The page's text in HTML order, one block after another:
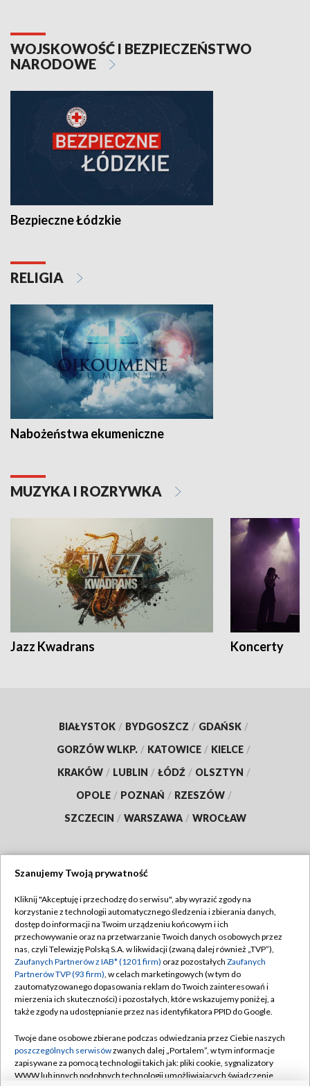
WOJSKOWOŚĆ I BEZPIECZEŃSTWO
NARODOWE
Bezpieczne Łódzkie
RELIGIA
Nabożeństwa ekumeniczne
MUZYKA I ROZRYWKA
Jazz Kwadrans Koncerty
BIAŁYSTOK / BYDGOSZCZ / GDAŃSK /
GORZÓW WLKP. / KATOWICE / KIELCE /
KRAKÓW / LUBLIN / ŁÓDŹ / OLSZTYN /
OPOLE / POZNAŃ / RZESZÓW /
SZCZECIN / WARSZAWA / WROCŁAW
TVP
Abonament TVP
Emisja w TVP
Centrum informacji TVP
Naziemna Telewizja Cyfrowa
Rada Programowa
System NOS
Regulamin TVP
Polityka prywatności
Moje zgody
Pomoc
Kontakt
Szanujemy Twoją prywatność
Kliknij "Akceptuję i przechodzę do serwisu", aby wyrazić zgody na
korzystanie z technologii automatycznego śledzenia i zbierania danych,
dostęp do informacji na Twoim urządzeniu końcowym i ich
przechowywanie oraz na przetwarzanie Twoich danych osobowych przez
nas, czyli Telewizję Polską S.A. w likwidacji (zwaną dalej również „TVP”),
Zaufanych Partnerów z IAB* (1201 firm) oraz pozostałych Zaufanych
Partnerów TVP (93 firm), w celach marketingowych (w tym do
zautomatyzowanego dopasowania reklam do Twoich zainteresowań i
mierzenia ich skuteczności) i pozostałych, które wskazujemy poniżej, a
także zgody na udostępnianie przez nas identyfikatora PPID do Google.
Twoje dane osobowe zbierane podczas odwiedzania przez Ciebie naszych
poszczególnych serwisówzwanych dalej „Portalem”, w tym informacje
zapisywane za pomocą technologii takich jak: pliki cookie, sygnalizatory
WWW lub innych podobnych technologii umożliwiających świadczenie